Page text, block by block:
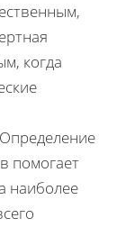
когда
помогает
наиболее